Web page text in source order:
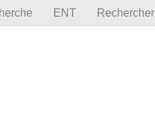
ENT Rechercher